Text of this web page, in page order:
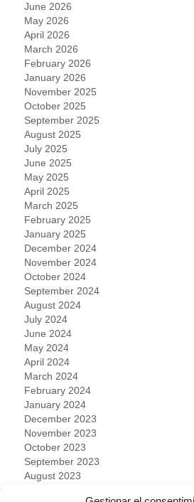
June 2026
May 2026
April 2026
March 2026
February 2026
January 2026
November 2025
October 2025
September 2025
August 2025
July 2025
June 2025
May 2025
April 2025
March 2025
February 2025
January 2025
December 2024
November 2024
October 2024
September 2024
August 2024
July 2024
June 2024
May 2024
April 2024
March 2024
February 2024
January 2024
December 2023
November 2023
October 2023
September 2023
August 2023